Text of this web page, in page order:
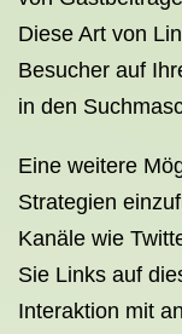
Diese Art von
Besucher auf
in den
Eine weitere
Strategien
Kanäle wie
Sie Links auf
Interaktion mit